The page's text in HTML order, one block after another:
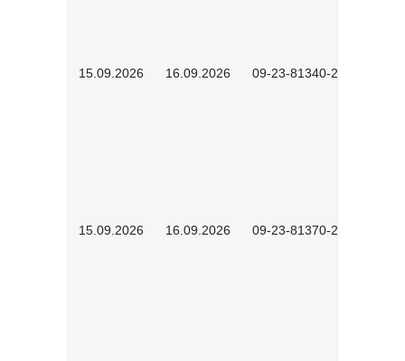
15.09.2026 16.09.2026 09-23-81340-2604
15.09.2026 16.09.2026 09-23-81370-2601